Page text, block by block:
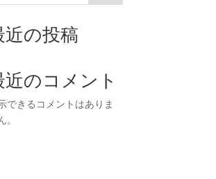
近の投稿
近のコメント
できるコメントはありま
。